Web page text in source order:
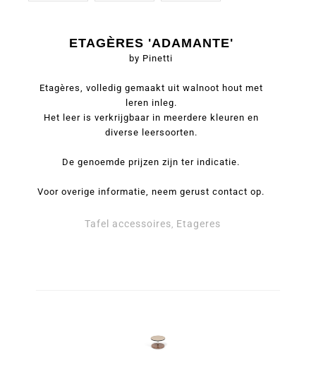
ETAGÈRES 'ADAMANTE'
by Pinetti
Etagères, volledig gemaakt uit walnoot hout met
leren inleg.
Het leer is verkrijgbaar in meerdere kleuren en
diverse leersoorten.
De genoemde prijzen zijn ter indicatie.
Voor overige informatie, neem gerust contact op.
Tafel accessoires, Etageres